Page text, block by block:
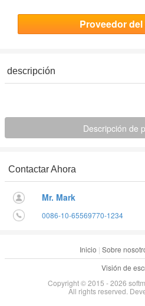
Proveedor
descripción
Descripción de
Contactar Ahora
Mr. Mark
0086-10-65569770-1234
Inicio | Sobre
Visión de
Copyright © 2015 - 2026
All rights reserved.